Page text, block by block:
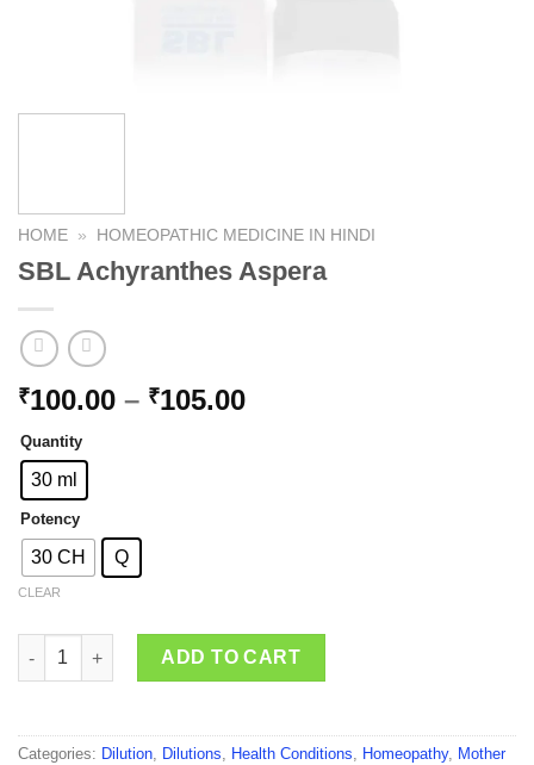
HOME » HOMEOPATHIC MEDICINE IN HINDI
SBL Achyranthes Aspera
₹100.00 – ₹105.00Price
Quantity
30 ml
Potency
30 CH Q
CLEAR
SBL Achyranthes Aspera quantity
ADD TO CART
Categories: Dilution, Dilutions, Health Conditions, Homeopathy, Mother